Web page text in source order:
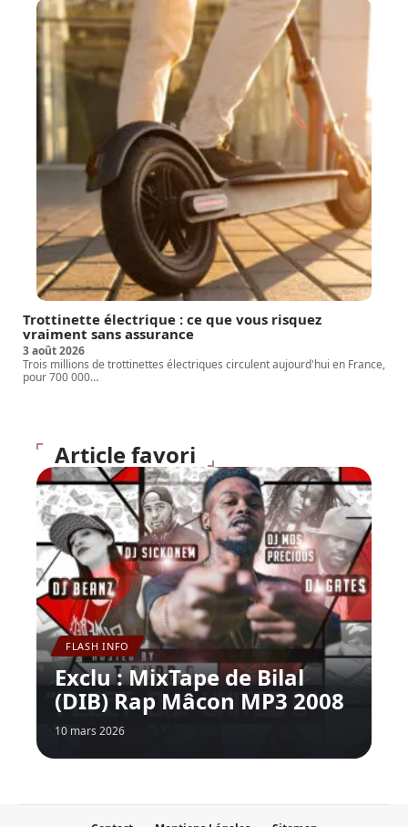
Trottinette électrique : ce que vous risquez
vraiment sans assurance
3 août 2026
Trois millions de trottinettes électriques circulent aujourd'hui en France,
pour 700 000…
Article favori
FLASH INFO
Exclu : MixTape de Bilal
(DIB) Rap Mâcon MP3 2008
10 mars 2026